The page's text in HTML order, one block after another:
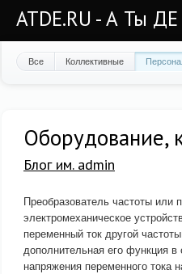
ATDE.RU - А Ты
Все Коллективные
Оборудование,
Блог им. admin
Преобразователь частоты или
электромеханическое
переменный ток другой
дополнительная его функция в
напряжения переменного тока